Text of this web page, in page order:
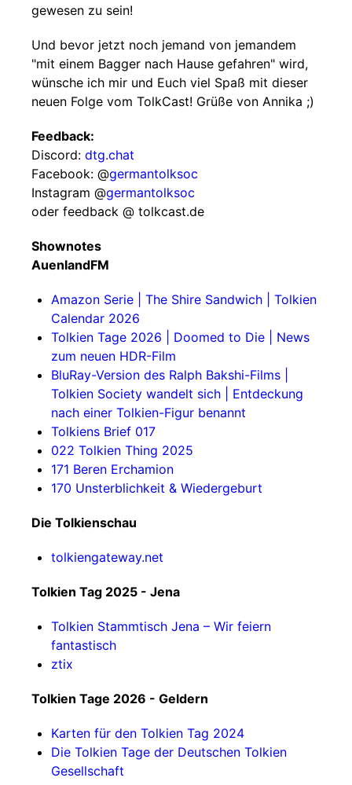
gewesen zu sein!
Und bevor jetzt noch jemand von jemandem
"mit einem Bagger nach Hause gefahren" wird,
wünsche ich mir und Euch viel Spaß mit dieser
neuen Folge vom TolkCast! Grüße von Annika ;)
Feedback:
Discord: dtg.chat
Facebook: @germantolksoc
Instagram @germantolksoc
oder feedback @ tolkcast.de
Shownotes
AuenlandFM
Amazon Serie | The Shire Sandwich | Tolkien
Calendar 2026
Tolkien Tage 2026 | Doomed to Die | News
zum neuen HDR-Film
BluRay-Version des Ralph Bakshi-Films |
Tolkien Society wandelt sich | Entdeckung
nach einer Tolkien-Figur benannt
Tolkiens Brief 017
022 Tolkien Thing 2025
171 Beren Erchamion
170 Unsterblichkeit & Wiedergeburt
Die Tolkienschau
tolkiengateway.net
Tolkien Tag 2025 - Jena
Tolkien Stammtisch Jena – Wir feiern
fantastisch
ztix
Tolkien Tage 2026 - Geldern
Karten für den Tolkien Tag 2024
Die Tolkien Tage der Deutschen Tolkien
Gesellschaft